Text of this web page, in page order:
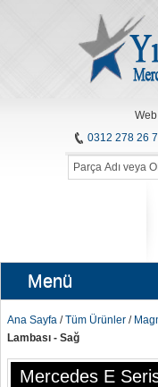
0312 278 26
Menü
Ana Sayfa /Tüm Ürünler /
Lambası - Sağ
Mercedes E